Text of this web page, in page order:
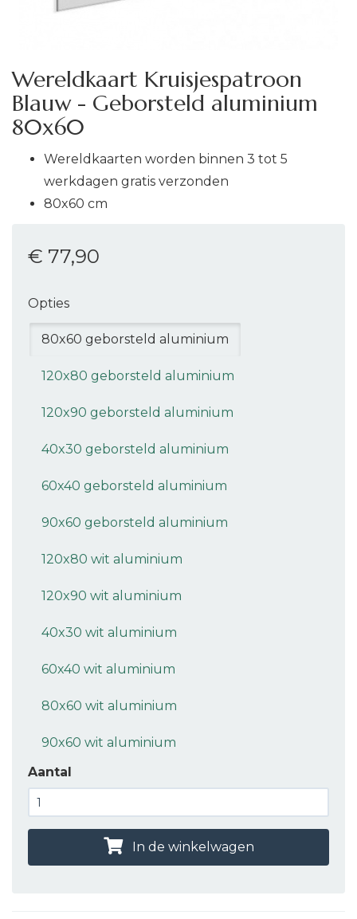
Wereldkaart Kruisjespatroon
Blauw - Geborsteld aluminium
80x60
Wereldkaarten worden binnen 3 tot 5
werkdagen gratis verzonden
80x60 cm
€ 77,90
Opties
80x60 geborsteld aluminium
120x80 geborsteld aluminium
120x90 geborsteld aluminium
40x30 geborsteld aluminium
60x40 geborsteld aluminium
90x60 geborsteld aluminium
120x80 wit aluminium
120x90 wit aluminium
40x30 wit aluminium
60x40 wit aluminium
80x60 wit aluminium
90x60 wit aluminium
Aantal
In de winkelwagen